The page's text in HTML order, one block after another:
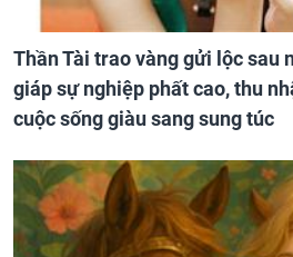
Thần Tài trao vàng gửi lộc sau
giáp sự nghiệp phất cao, thu
cuộc sống giàu sang sung túc